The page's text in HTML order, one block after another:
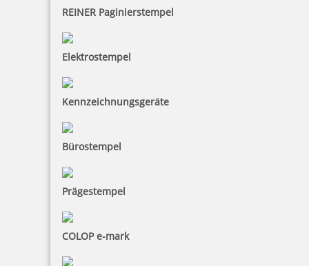
REINER Paginierstempel
Elektrostempel
Kennzeichnungsgeräte
Bürostempel
Prägestempel
COLOP e-mark